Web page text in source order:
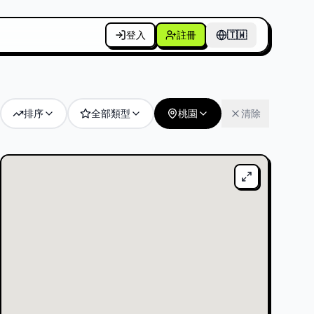
登入 註冊 🇹🇼
個人 🇹🇼
排序 全部類型 桃園 清除